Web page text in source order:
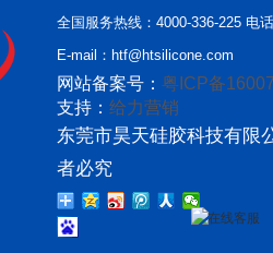
全国服务热线：4000-336-225 电
E-mail：htf@htsilicone.com
网站备案号： 粤ICP备
支持： 给力营销
东莞市昊天硅胶科技有限
者必究
在线客服